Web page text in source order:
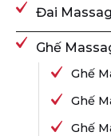
Đai
Ghế
Ghế
Ghế
Ghế